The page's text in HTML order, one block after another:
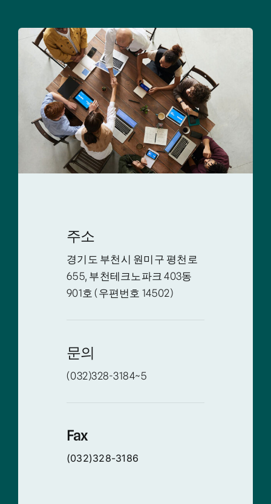
주소
경기도 부천시 원미구 평천로
655, 부천테크노파크 403동
901호 (우편번호 14502)
문의
(032)328-3184~5
Fax
(032)328-3186